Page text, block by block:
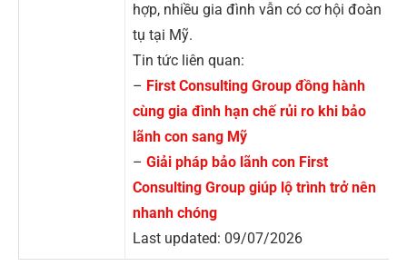
hợp, nhiều gia đình vẫn có cơ hội đoàn
tụ tại Mỹ.
Tin tức liên quan:
– First Consulting Group đồng hành
cùng gia đình hạn chế rủi ro khi bảo
lãnh con sang Mỹ
– Giải pháp bảo lãnh con First
Consulting Group giúp lộ trình trở nên
nhanh chóng
Last updated: 09/07/2026